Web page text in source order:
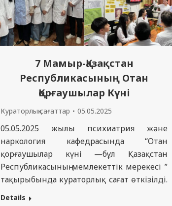
7 Мамыр-Қазақстан
Республикасының Отан
Қорғаушылар Күні
Кураторлық сағаттар 05.05.2025
05.05.2025 жылы психиатрия және
наркология кафедрасында “Отан
қорғаушылар күні —бұл Қазақстан
Республикасының мемлекеттік мерекесі ”
тақырыбында кураторлық сағат өткізілді.
Қатысушылар: 3513 медицина тобының
Details